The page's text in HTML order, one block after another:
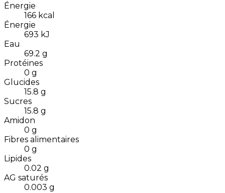
Énergie
166 kcal
Énergie
693 kJ
Eau
69.2 g
Protéines
0 g
Glucides
15.8 g
Sucres
15.8 g
Amidon
0 g
Fibres alimentaires
0 g
Lipides
0.02 g
AG saturés
0.003 g